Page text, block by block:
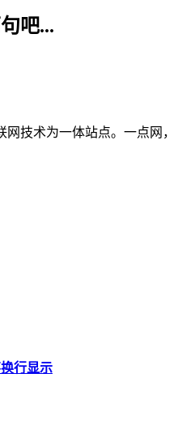
吧...
技术为一体站点。一点网，
行显示